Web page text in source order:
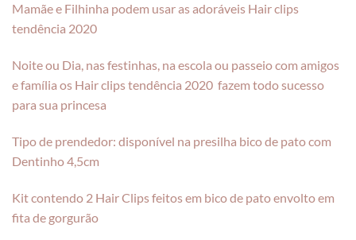
Mamãe e Filhinha podem usar as adoráveis Hair clips
tendência 2020
Noite ou Dia, nas festinhas, na escola ou passeio com amigos
e família os Hair clips tendência 2020 fazem todo sucesso
para sua princesa
Tipo de prendedor: disponível na presilha bico de pato com
Dentinho 4,5cm
Kit contendo 2 Hair Clips feitos em bico de pato envolto em
fita de gorgurão